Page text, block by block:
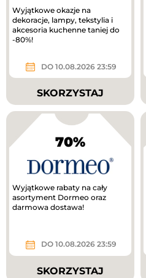
Wyjątkowe okazje na
dekoracje, lampy, tekstylia i
akcesoria kuchenne taniej do
-80%!
DO 10.08.2026 23:59
SKORZYSTAJ
70%
Wyjątkowe rabaty na cały
asortyment Dormeo oraz
darmowa dostawa!
DO 10.08.2026 23:59
SKORZYSTAJ